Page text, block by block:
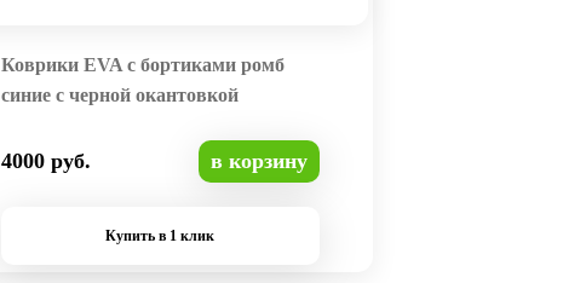
Коврики EVA с бортиками ромб
синие с черной окантовкой
4000 руб. в корзину
Купить в 1 клик